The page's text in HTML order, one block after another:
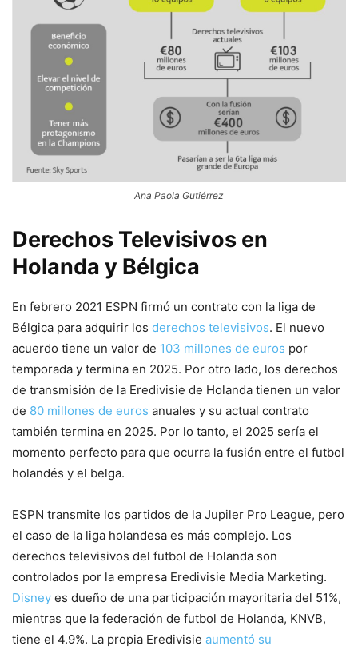
Ana Paola Gutiérrez
Derechos Televisivos en
Holanda y Bélgica
En febrero 2021 ESPN firmó un contrato con la liga de
Bélgica para adquirir los derechos televisivos. El nuevo
acuerdo tiene un valor de 103 millones de euros por
temporada y termina en 2025. Por otro lado, los derechos
de transmisión de la Eredivisie de Holanda tienen un valor
de 80 millones de euros anuales y su actual contrato
también termina en 2025. Por lo tanto, el 2025 sería el
momento perfecto para que ocurra la fusión entre el futbol
holandés y el belga.
ESPN transmite los partidos de la Jupiler Pro League, pero
el caso de la liga holandesa es más complejo. Los
derechos televisivos del futbol de Holanda son
controlados por la empresa Eredivisie Media Marketing.
Disney es dueño de una participación mayoritaria del 51%,
mientras que la federación de futbol de Holanda, KNVB,
tiene el 4.9%. La propia Eredivisie aumentó su